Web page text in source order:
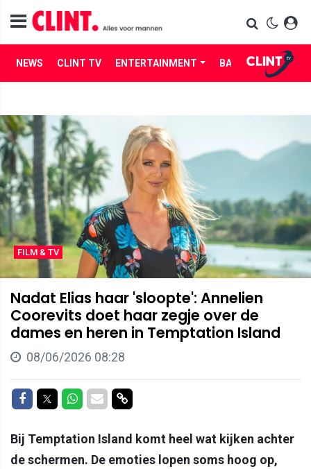
NEWS CLINT TV ENTERTAINMENT BABES LIFE
FILM & TV
Nadat Elias haar 'sloopte': Annelien
Coorevits doet haar zegje over de
dames en heren in Temptation Island
08/06/2026 08:28
Delen op Facebook
Delen op Twitter
Delen op Whatsapp
Delen via Mail
Delen via link
Bij Temptation Island komt heel wat kijken achter
de schermen. De emoties lopen soms hoog op,